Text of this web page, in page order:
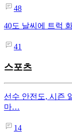
48
40도 날씨에 트럭
41
스포츠
선수 안전도, 시즌
마…
14